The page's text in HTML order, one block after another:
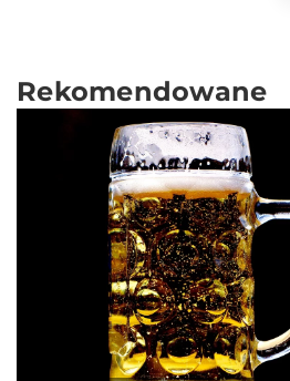
Rekomendowane